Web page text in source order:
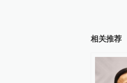
相关推荐